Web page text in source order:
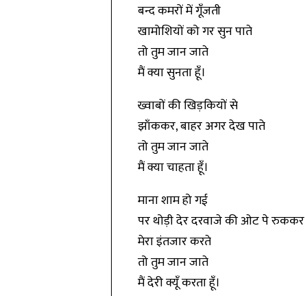
बन्द कमरों में गूँजती
खामोशियों को गर सुन पाते
तो तुम जान जाते
मैं क्या सुनता हूँ।
ख्वाबों की खिड़कियों से
झाँककर, बाहर अगर देख पाते
तो तुम जान जाते
मैं क्या चाहता हूँ।
माना शाम हो गई
पर थोड़ी देर दरवाजे की ओट पे रुककर
मेरा इंतजार करते
तो तुम जान जाते
मैं देरी क्यूँ करता हूँ।